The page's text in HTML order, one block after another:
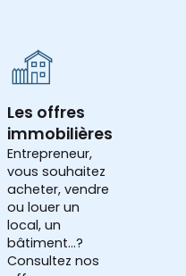
Les offres
immobilières
Entrepreneur,
vous souhaitez
acheter, vendre
ou louer un
local, un
bâtiment...?
Consultez nos